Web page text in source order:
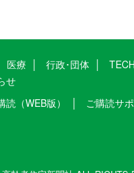
医療 行政･団体
せ
読（WEB版） ご購読サ